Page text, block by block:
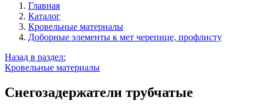
Главная
Каталог
Кровельные материалы
Доборные элементы к мет черепице, профлисту
Назад в раздел:
Кровельные материалы
Снегозадержатели трубчатые